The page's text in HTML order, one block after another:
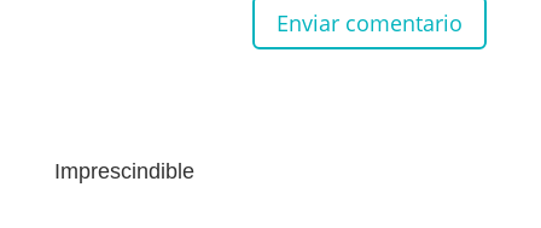
Imprescindible